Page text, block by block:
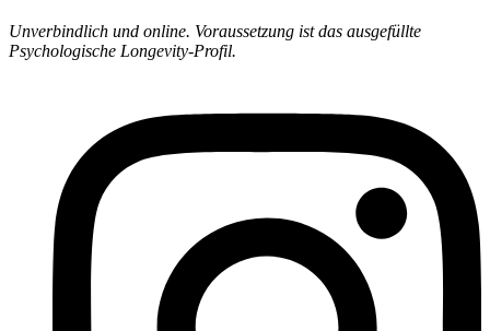
Unverbindlich und online. Voraussetzung ist das ausgefüllte
Psychologische Longevity-Profil.